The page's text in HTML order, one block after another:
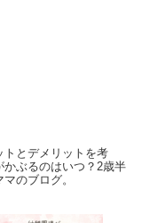
トとデメリットを考
かぶるのはいつ？2歳半
のブログ。